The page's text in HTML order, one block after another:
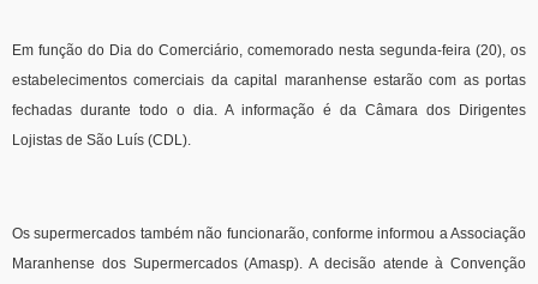
Em função do Dia do Comerciário, comemorado nesta segunda-feira (20), os
estabelecimentos comerciais da capital maranhense estarão com as portas
fechadas durante todo o dia. A informação é da Câmara dos Dirigentes
Lojistas de São Luís (CDL).
Os supermercados também não funcionarão, conforme informou a Associação
Maranhense dos Supermercados (Amasp). A decisão atende à Convenção